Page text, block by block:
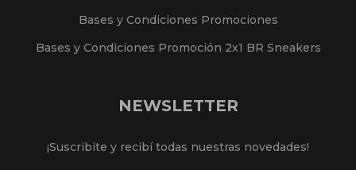
Bases y Condiciones Promociones
Bases y Condiciones Promoción 2x1 BR Sneakers
NEWSLETTER
¡Suscribite y recibí todas nuestras novedades!